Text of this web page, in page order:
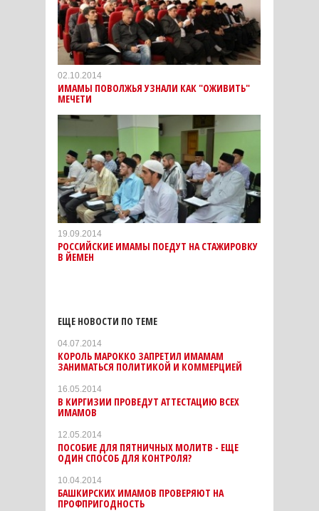
02.10.2014
ИМАМЫ ПОВОЛЖЬЯ УЗНАЛИ КАК "ОЖИВИТЬ"
МЕЧЕТИ
19.09.2014
РОССИЙСКИЕ ИМАМЫ ПОЕДУТ НА СТАЖИРОВКУ
В ЙЕМЕН
ЕЩЕ НОВОСТИ ПО ТЕМЕ
04.07.2014
КОРОЛЬ МАРОККО ЗАПРЕТИЛ ИМАМАМ
ЗАНИМАТЬСЯ ПОЛИТИКОЙ И КОММЕРЦИЕЙ
16.05.2014
В КИРГИЗИИ ПРОВЕДУТ АТТЕСТАЦИЮ ВСЕХ
ИМАМОВ
12.05.2014
ПОСОБИЕ ДЛЯ ПЯТНИЧНЫХ МОЛИТВ - ЕЩЕ
ОДИН СПОСОБ ДЛЯ КОНТРОЛЯ?
10.04.2014
БАШКИРСКИХ ИМАМОВ ПРОВЕРЯЮТ НА
ПРОФПРИГОДНОСТЬ